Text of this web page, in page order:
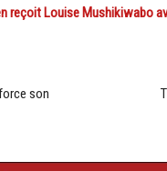
reçoit Louise Mushikiwabo
son